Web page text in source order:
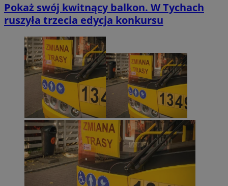
Pokaż swój kwitnący balkon. W Tychach
ruszyła trzecia edycja konkursu